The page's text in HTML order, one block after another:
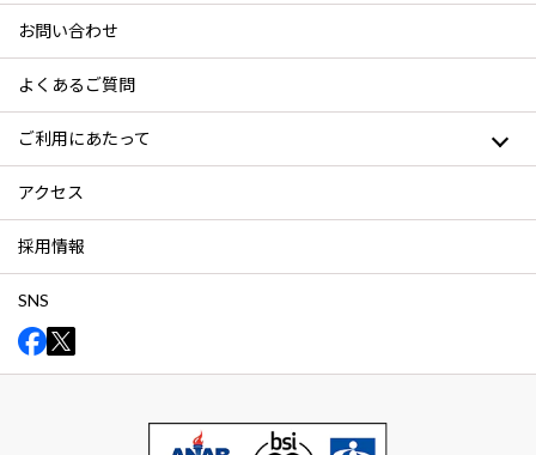
お問い合わせ
よくあるご質問
ご利用にあたって
アクセス
採用情報
SNS